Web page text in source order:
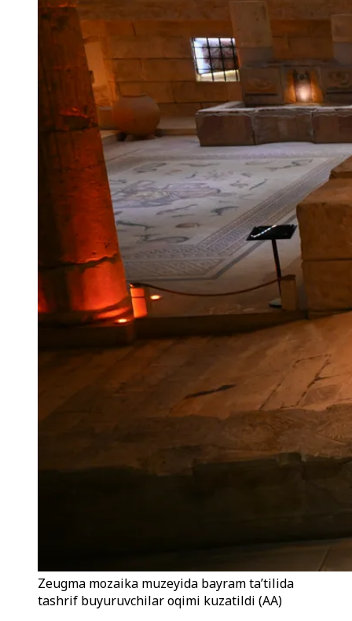
Zeugma mozaika muzeyida bayram ta’tilida
tashrif buyuruvchilar oqimi kuzatildi (AA)